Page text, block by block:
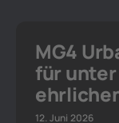
MG4
für
12. Juni 2026